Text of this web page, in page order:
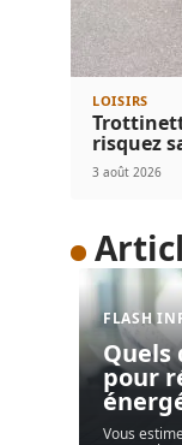
LOISIRS
risquez
3 août 2026
FLASH
Quels
pour
Vous